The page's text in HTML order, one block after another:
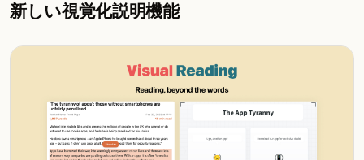
新しい視覚化説明機能